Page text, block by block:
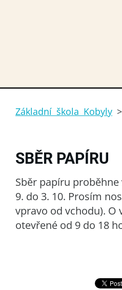
Základní škola Kobyly >
SBĚR PAPÍRU
Sběr papíru proběhne
9. do 3. 10. Prosím
vpravo od vchodu). O
otevřené od 9 do 18